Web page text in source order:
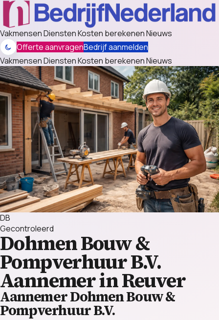
VakmensenDienstenKosten berekenenNieuws
Offerte aanvragenBedrijf aanmelden
VakmensenDienstenKosten berekenenNieuws
DB
Gecontroleerd
Dohmen Bouw &
Pompverhuur B.V.
Aannemer in Reuver
Aannemer Dohmen Bouw &
Pompverhuur B.V.